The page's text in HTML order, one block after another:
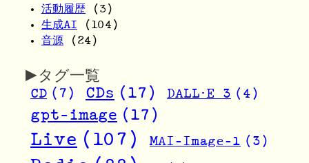
活動履歴 (3)
生成AI (104)
音源 (24)
▶タグ一覧
CD (7) CDs (17) DALL･E 3 (4)
gpt-image (17)
Live (107) MAI-Image-1 (3)